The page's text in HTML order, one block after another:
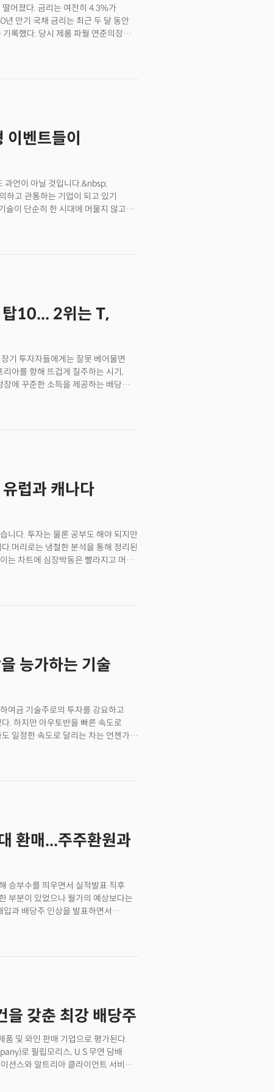
소프트웨어 기업인
치를 뛰어넘고 연간 제품 매출 전망을
장 둔화를 제시. 펠로톤(PTON):
출이 증가했다고 보고하며 9% 상승.
어졌다. 금리는 여전히 4.3%가
년 만기 국채 금리는 최근 두 달 동안
록했다. 당시 제롬 파월 연준의장은
이 지난 지금 금리는 연준의
벤트들이
과언이 아닐 것입니다.&nbsp;
하고 관통하는 기업이 되고 있기
술이 단순히 한 시대에 머물지 않고
는 기업이 됐다는 것이지요.&nbsp;
10... 2위는 T,
기 투자자들에게는 잘못 베어물면
아를 향해 뜨겁게 질주하는 시기,
에 꾸준한 소득을 제공하는 배당
로 꾸준하고 빠른 배당 성장을
럽과 캐나다
니다. 투자는 물론 공부도 해야 되지만
.머리로는 냉철한 분석을 통해 정리된
는 차트에 심장박동은 빨라지고 머리
중심리도 이겨내야 할 역경 중
능가하는 기술
여금 기술주로의 투자를 강요하고
. 하지만 아우토반을 빠른 속도로
일정한 속도로 달리는 차는 언젠가는
것이다. 투자에서 그것이 과연
환매...주주환원과
승부수를 띄우면서 실적발표 직후
부분이 있었으나 월가의 예상보다는
과 배당주 인상을 발표하면서
은 3월 30일(현지시각) 마감된 1분기
했다. 하지만 이는 월가 예상치였던
다. 최근 3500달러의 가격으로
품에 비해 소량의 제품만 판매된
는 서비스는 여전히 긍정적이었다.
239억 달러를 기록했고 유료
갖춘 최강 배당주
및 와인 판매 기업으로 평가된다.
로 필립모리스, U.S 무연 담배
션스와 알트리아 클라이언트 서비스